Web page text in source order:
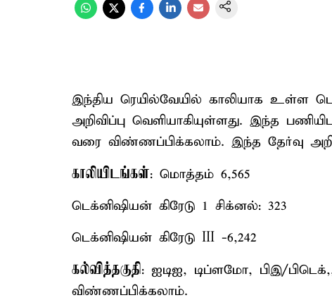
இந்திய ரெயில்வேயில் காலியாக உள்ள
அறிவிப்பு வெளியாகியுள்ளது. இந்த
வரை விண்ணப்பிக்கலாம். இந்த தேர்வு
காலியிடங்கள்: மொத்தம் 6,565
டெக்னிஷியன் கிரேடு 1 சிக்னல்: 323
டெக்னிஷியன் கிரேடு III -6,242
கல்வித்தகுதி: ஐடிஐ, டிப்ளமோ, பிஇ/
விண்ணப்பிக்கலாம்.